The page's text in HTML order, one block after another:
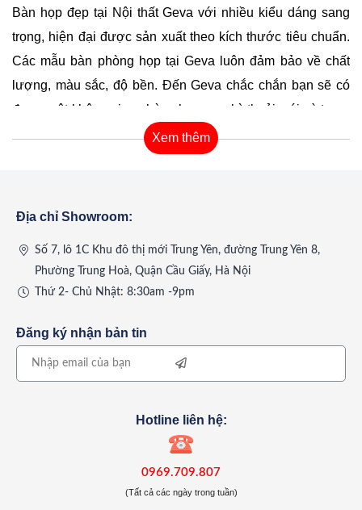
Bàn họp đẹp tại Nội thất Geva với nhiều kiểu dáng sang
trọng, hiện đại được sản xuất theo kích thước tiêu chuẩn.
Các mẫu bàn phòng họp tại Geva luôn đảm bảo về chất
lượng, màu sắc, độ bền. Đến Geva chắc chắn bạn sẽ có
được một không gian phòng hợp cực kỳ thoải mái và trang
Cách chọnbàn họp
nghiệp
Chọn kích thước bàn phòng họp
Kích thước chính là yếu tố đầu tiên cần quan tâm khi có
nhu cầu mua bàn họp. Theo đó, để chọn được chiếc bàn
phòng họp cần phải xác định các yếu tố sau:
Kích thước phòng họp.
Một chiếc bàn phòng họp nhỏ sẽ phù hợp cho một phòng
họp có diện tích nhỏ, hoặc số lượng người họp không quá
nhiều từ 6 – 8 người.
Xem thêm
Hotline liên hệ:
0969.709.807
(Tất cả các ngày trong tuần)
Địa chỉ Showroom:
Số 7, lô 1C Khu đô thị mới Trung Yên, đường Trung Yên 8,
Phường Trung Hoà, Quận Cầu Giấy, Hà Nội
Thứ 2- Chủ Nhật: 8:30am -9pm
Đăng ký nhận bản tin